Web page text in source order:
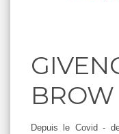
BROW
Depuis le Covid -